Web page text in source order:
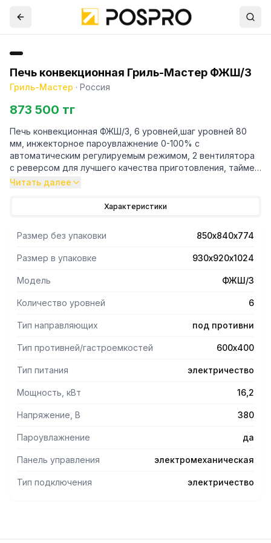
Печь конвекционная Гриль-Мастер ФЖШ/3
Гриль-Мастер · Россия
873 500 тг
Печь конвекционная ФЖШ/3, 6 уровней,шаг уровней 80
мм, инжекторное пароувлажнение 0-100% с
автоматическим регулируемым режимом, 2 вентилятора
с реверсом для лучшего качества приготовления, таймер
на 120 минут, 2-ное закаленное стекло, внутренне стекло
полностью из н/стали, под противни 600х400, ,
Читать далее
Характеристики
Размер без упаковки 850х840х774
Размер в упаковке 930х920х1024
Модель ФЖШ/3
Количество уровней 6
Тип направляющих под противни
Тип противней/гастроемкостей 600х400
Тип питания электричество
Мощность, кВт 16,2
Напряжение, В 380
Пароувлажнение да
Панель управления электромеханическая
Тип подключения электричество